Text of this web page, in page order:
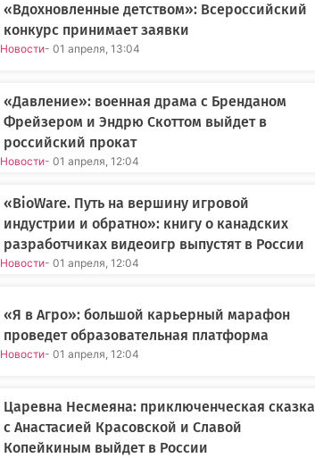
«Вдохновленные детством»: Всероссийский
конкурс принимает заявки
Новости- 01 апреля, 13:04
«Давление»: военная драма с Бренданом
Фрейзером и Эндрю Скоттом выйдет в
российский прокат
Новости- 01 апреля, 12:04
«BioWare. Путь на вершину игровой
индустрии и обратно»: книгу о канадских
разработчиках видеоигр выпустят в России
Новости- 01 апреля, 12:04
«Я в Агро»: большой карьерный марафон
проведет образовательная платформа
Новости- 01 апреля, 12:04
Царевна Несмеяна: приключенческая сказка
с Анастасией Красовской и Славой
Копейкиным выйдет в России